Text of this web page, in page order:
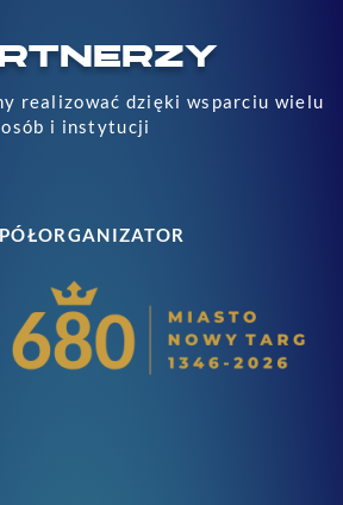
realizować dzięki wsparciu wielu
osób i instytucji